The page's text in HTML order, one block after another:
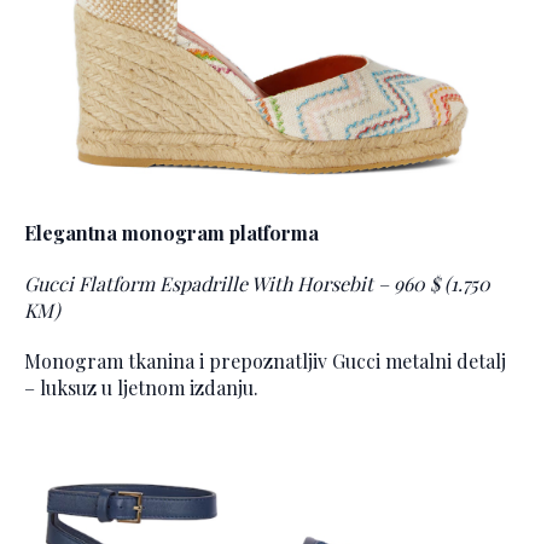
Elegantna monogram platforma
Gucci Flatform Espadrille With Horsebit – 960 $ (1.750
KM)
Monogram tkanina i prepoznatljiv Gucci metalni detalj
– luksuz u ljetnom izdanju.